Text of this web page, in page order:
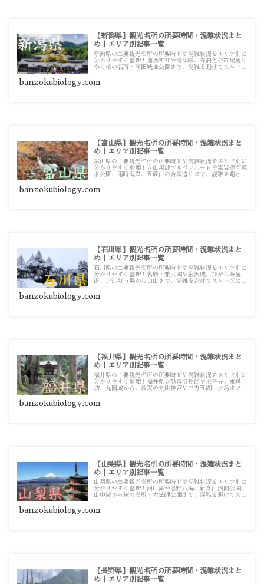
【新潟県】観光名所の所要時間・混雑状況まと
め｜エリア別記事一覧
新潟県の主要観光名所の所要時間や混雑状況をエリア別に
分かりやすく整理！彌彦神社や清津峡、寺泊魚の市場通り
から桜の名所・高田城址公園まで、混雑を避けてスムーズ
banzokubiology.com
【富山県】観光名所の所要時間・混雑状況まと
め｜エリア別記事一覧
富山県の主要観光名所の所要時間や混雑状況をエリア別に
分かりやすく整理！立山黒部アルペンルートや富岩運河環
水公園、雨晴海岸、五箇山の合掌造りまで、混雑を避けて
です。
banzokubiology.com
【石川県】観光名所の所要時間・混雑状況まと
め｜エリア別記事一覧
石川県の主要観光名所の所要時間や混雑状況をエリア別に
分かりやすく整理！名勝・兼六園や金沢城、ひがし茶屋
街、近江町市場から白山まで、混雑を避けてスムーズに巡
banzokubiology.com
【福井県】観光名所の所要時間・混雑状況まと
め｜エリア別記事一覧
福井県の主要観光名所の所要時間や混雑状況をエリア別に
分かりやすく整理！福井県立恐竜博物館や永平寺、東尋
坊、丸岡城から、敦賀の気比神宮や三方五湖、水島まで、
イド記事一覧です。
banzokubiology.com
【山梨県】観光名所の所要時間・混雑状況まと
め｜エリア別記事一覧
山梨県の主要観光名所の所要時間や混雑状況をエリア別に
分かりやすく整理！河口湖や忍野八海、新倉山浅間公園、
山中湖から桜の名所・大法師公園まで、混雑を避けてスム
す。
banzokubiology.com
【長野県】観光名所の所要時間・混雑状況まと
め｜エリア別記事一覧